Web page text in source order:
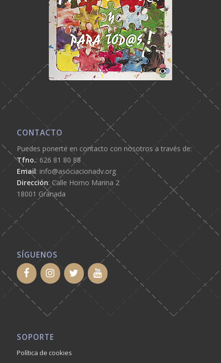
CONTACTO
Puedes ponerte en contacto con nosotros a través de:
Tfno.: 626 81 80 88
Email: info@asociacionadv.org
Dirección: Calle Horno Marina 2
18001 Granada
SÍGUENOS
SOPORTE
Política de cookies